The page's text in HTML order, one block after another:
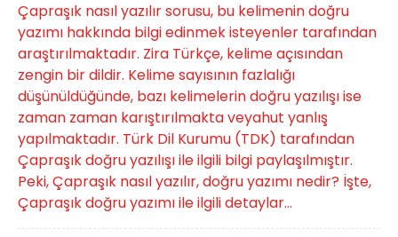
Çapraşık nasıl yazılır sorusu, bu kelimenin doğru
yazımı hakkında bilgi edinmek isteyenler tarafından
araştırılmaktadır. Zira Türkçe, kelime açısından
zengin bir dildir. Kelime sayısının fazlalığı
düşünüldüğünde, bazı kelimelerin doğru yazılışı ise
zaman zaman karıştırılmakta veyahut yanlış
yapılmaktadır. Türk Dil Kurumu (TDK) tarafından
Çapraşık doğru yazılışı ile ilgili bilgi paylaşılmıştır.
Peki, Çapraşık nasıl yazılır, doğru yazımı nedir? İşte,
Çapraşık doğru yazımı ile ilgili detaylar...